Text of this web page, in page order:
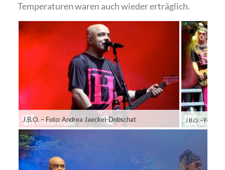
Temperaturen waren auch wieder erträglich.
J.B.O. – Foto: Andrea Jaeckel-Dobschat